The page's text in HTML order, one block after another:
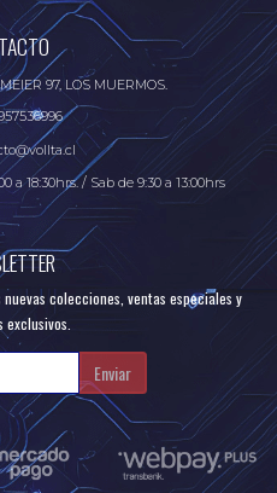
97, LOS MUERMOS.
a 18:30hrs. / Sab de 9:30 a 13:00hrs
colecciones, ventas especiales y
exclusivos.
Enviar